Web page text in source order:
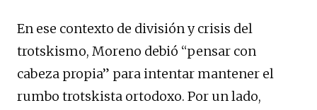
En ese contexto de división y crisis del
trotskismo, Moreno debió “pensar con
cabeza propia” para intentar mantener el
rumbo trotskista ortodoxo. Por un lado,